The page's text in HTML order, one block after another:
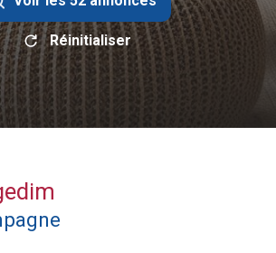
Réinitialiser